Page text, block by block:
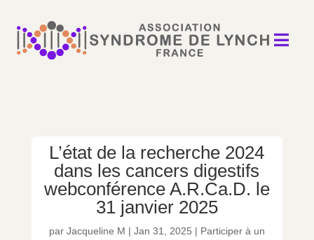

L’état de la recherche 2024
dans les cancers digestifs
webconférence A.R.Ca.D. le
31 janvier 2025
par Jacqueline M | Jan 31, 2025 | Participer à un